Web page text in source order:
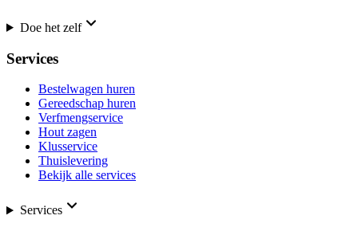
Doe het zelf
Services
Bestelwagen huren
Gereedschap huren
Verfmengservice
Hout zagen
Klusservice
Thuislevering
Bekijk alle services
Services